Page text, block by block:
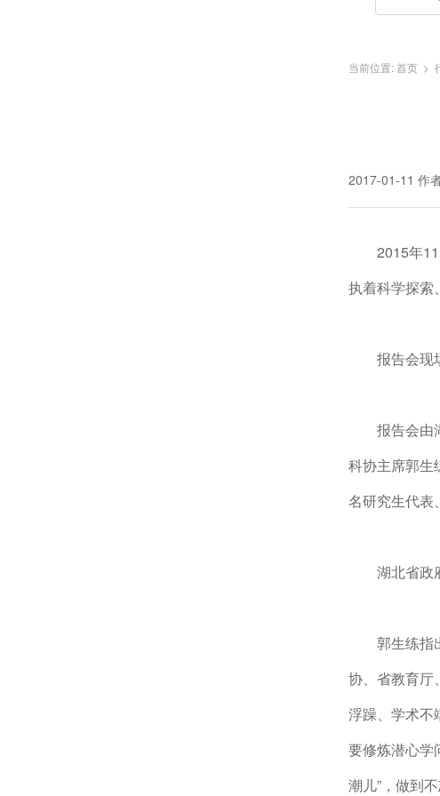
当前位置:首页 >
2017-01-11 作
2015年
执着科学探索
报告会现
报告会由
科协主席郭生
名研究生代表
湖北省政
郭生练指
协、省教育厅
浮躁、学术不
要修炼潜心学
潮儿”，做到